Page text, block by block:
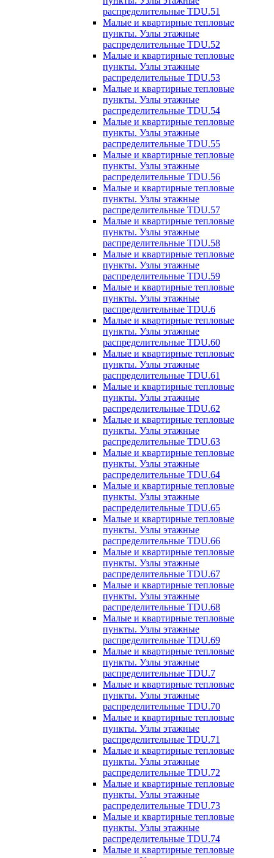
распределительные TDU.51
Малые и квартирные тепловые
пункты. Узлы этажные
распределительные TDU.52
Малые и квартирные тепловые
пункты. Узлы этажные
распределительные TDU.53
Малые и квартирные тепловые
пункты. Узлы этажные
распределительные TDU.54
Малые и квартирные тепловые
пункты. Узлы этажные
распределительные TDU.55
Малые и квартирные тепловые
пункты. Узлы этажные
распределительные TDU.56
Малые и квартирные тепловые
пункты. Узлы этажные
распределительные TDU.57
Малые и квартирные тепловые
пункты. Узлы этажные
распределительные TDU.58
Малые и квартирные тепловые
пункты. Узлы этажные
распределительные TDU.59
Малые и квартирные тепловые
пункты. Узлы этажные
распределительные TDU.6
Малые и квартирные тепловые
пункты. Узлы этажные
распределительные TDU.60
Малые и квартирные тепловые
пункты. Узлы этажные
распределительные TDU.61
Малые и квартирные тепловые
пункты. Узлы этажные
распределительные TDU.62
Малые и квартирные тепловые
пункты. Узлы этажные
распределительные TDU.63
Малые и квартирные тепловые
пункты. Узлы этажные
распределительные TDU.64
Малые и квартирные тепловые
пункты. Узлы этажные
распределительные TDU.65
Малые и квартирные тепловые
пункты. Узлы этажные
распределительные TDU.66
Малые и квартирные тепловые
пункты. Узлы этажные
распределительные TDU.67
Малые и квартирные тепловые
пункты. Узлы этажные
распределительные TDU.68
Малые и квартирные тепловые
пункты. Узлы этажные
распределительные TDU.69
Малые и квартирные тепловые
пункты. Узлы этажные
распределительные TDU.7
Малые и квартирные тепловые
пункты. Узлы этажные
распределительные TDU.70
Малые и квартирные тепловые
пункты. Узлы этажные
распределительные TDU.71
Малые и квартирные тепловые
пункты. Узлы этажные
распределительные TDU.72
Малые и квартирные тепловые
пункты. Узлы этажные
распределительные TDU.73
Малые и квартирные тепловые
пункты. Узлы этажные
распределительные TDU.74
Малые и квартирные тепловые